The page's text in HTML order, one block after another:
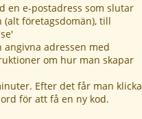
en e-postadress som slutar
företagsdomän), till
angivna adressen med
om hur man skapar
Efter det får man klicka
för att få en ny kod.